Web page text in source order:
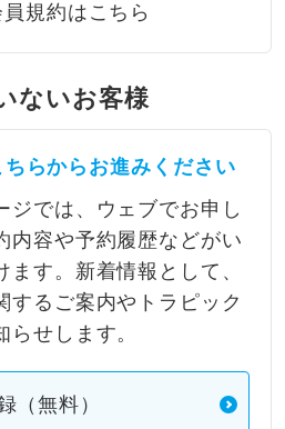
規約はこちら
ないお客様
らからお進みください
ジでは、ウェブでお申し
内容や予約履歴などがい
す。新着情報として、
するご案内やトラピック
らせします。
（無料）